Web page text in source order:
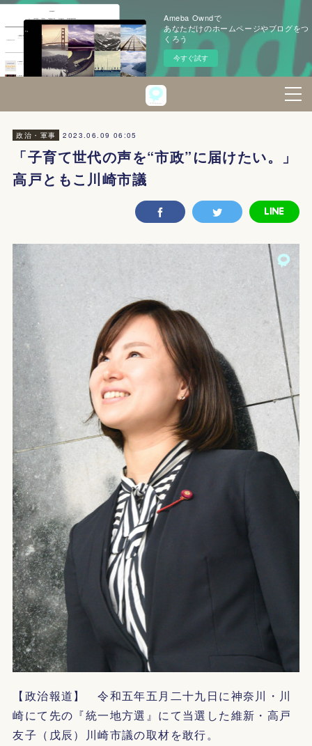
Ameba Owndで
あなただけのホームページやブログをつ
くろう
今すぐ試す
政治・軍事 2023.06.09 06:05
「子育て世代の声を“市政”に届けたい。」
高戸ともこ川崎市議
【政治報道】 令和五年五月二十九日に神奈川・川
崎にて先の『統一地方選』にて当選した維新・高戸
友子（戊辰）川崎市議の取材を敢行。